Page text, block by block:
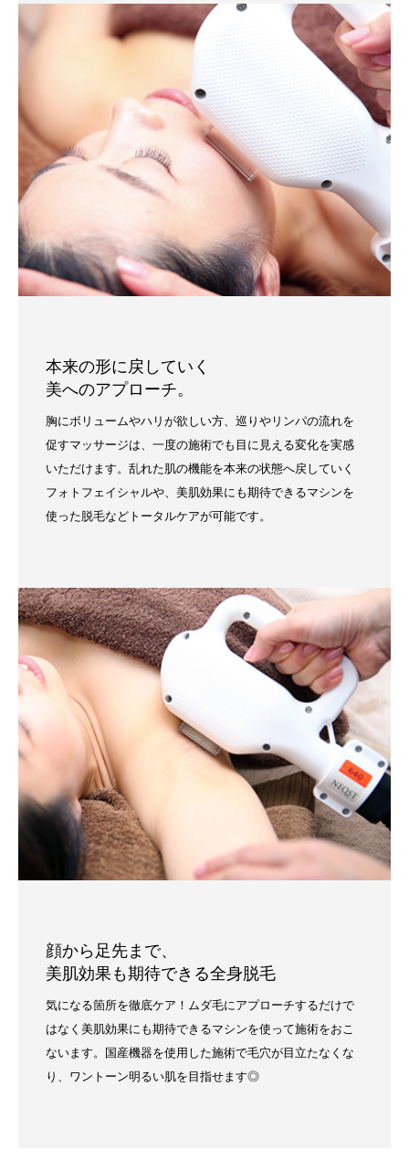
本来の形に戻していく
美へのアプローチ。
胸にボリュームやハリが欲しい方、巡りやリンパの流れを
促すマッサージは、一度の施術でも目に見える変化を実感
いただけます。乱れた肌の機能を本来の状態へ戻していく
フォトフェイシャルや、美肌効果にも期待できるマシンを
使った脱毛などトータルケアが可能です。
顔から足先まで、
美肌効果も期待できる全身脱毛
気になる箇所を徹底ケア！ムダ毛にアプローチするだけで
はなく美肌効果にも期待できるマシンを使って施術をおこ
ないます。国産機器を使用した施術で毛穴が目立たなくな
り、ワントーン明るい肌を目指せます◎